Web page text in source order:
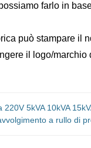
farlo in
può stampare il
il logo/
220V 5kVA 10kVA
a rullo di